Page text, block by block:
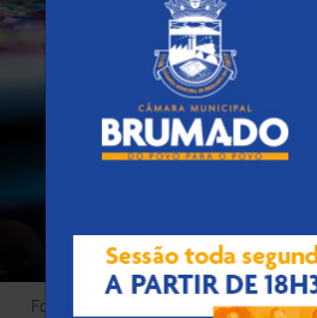
Foto: Divulgação